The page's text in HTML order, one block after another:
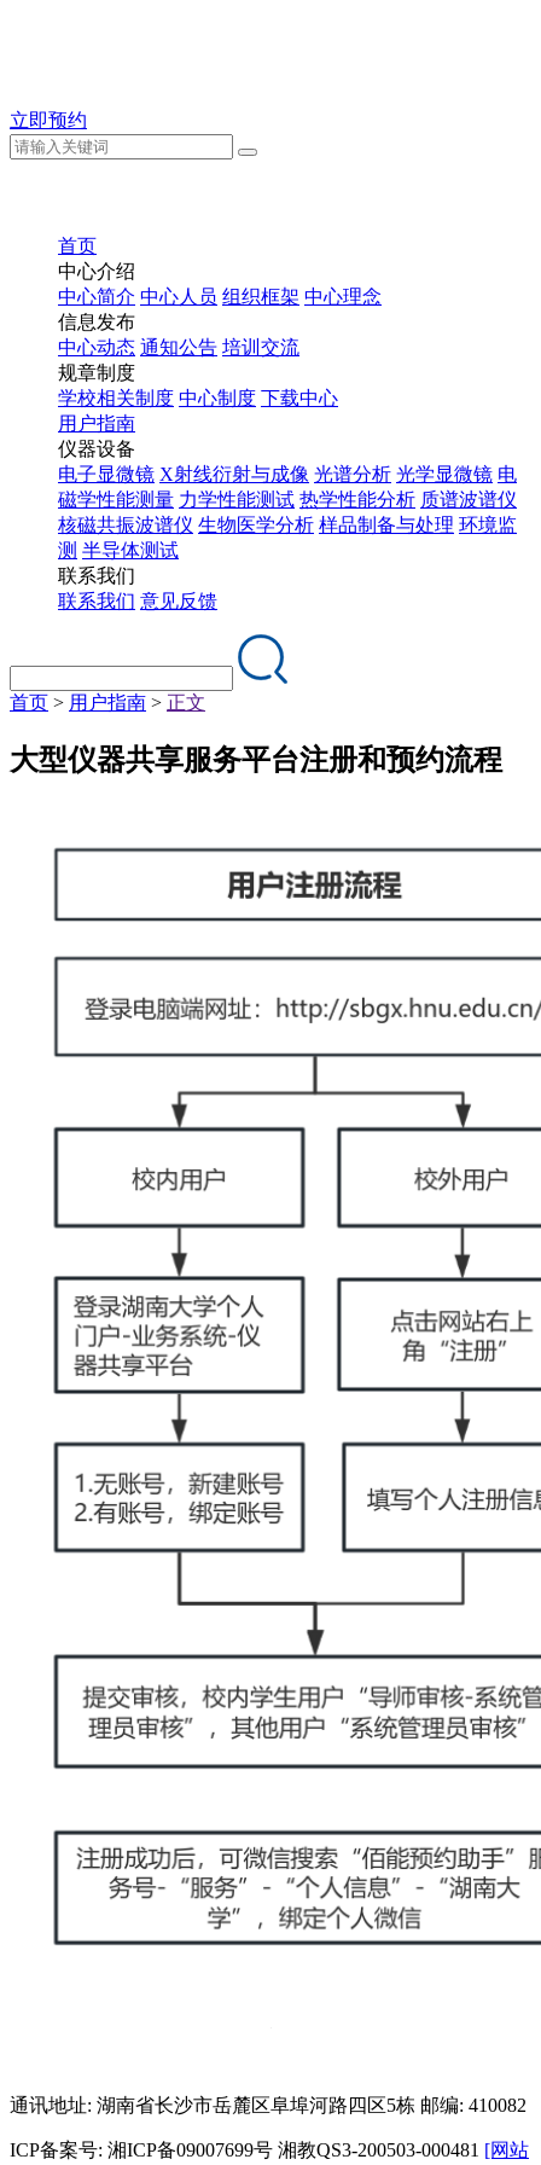
立即预约
首页
中心介绍
中心简介 中心人员 组织框架 中心理念
信息发布
中心动态 通知公告 培训交流
规章制度
学校相关制度 中心制度 下载中心
用户指南
仪器设备
电子显微镜 X射线衍射与成像 光谱分析 光学显微镜 电
磁学性能测量 力学性能测试 热学性能分析 质谱波谱仪
核磁共振波谱仪 生物医学分析 样品制备与处理 环境监
测 半导体测试
联系我们
联系我们 意见反馈
首页 > 用户指南 > 正文
大型仪器共享服务平台注册和预约流程
通讯地址: 湖南省长沙市岳麓区阜埠河路四区5栋 邮编: 410082
ICP备案号: 湘ICP备09007699号 湘教QS3-200503-000481 [网站